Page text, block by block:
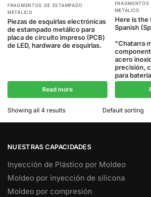
FRAGMENTOS DE ESTAMPADO
METÁLICO
Piezas de esquirlas electrónicas
de estampado metálico para
placa de circuito impreso (PCB)
de LED, hardware de esquirlas.
Read more
METÁLICO
Here is the
Spanish
"Chatarra
acero
precisión,
para
Showing all 4 results
NUESTRAS CAPACIDADES
Inyección de Plástico por Moldeo
Moldeo por inyección de silicona
Moldeo por compresión